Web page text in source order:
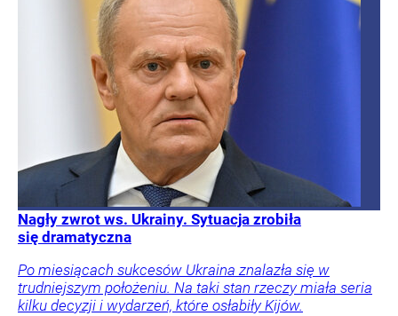
Nagły zwrot ws. Ukrainy. Sytuacja zrobiła
się dramatyczna
Po miesiącach sukcesów Ukraina znalazła się w
trudniejszym położeniu. Na taki stan rzeczy miała seria
kilku decyzji i wydarzeń, które osłabiły Kijów.